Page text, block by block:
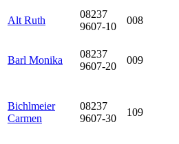
Alt Ruth
08237
9607-10
008
Barl Monika
08237
9607-20
009
Bichlmeier
Carmen
08237
9607-30
109